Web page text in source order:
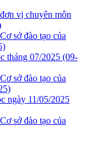
vị chuyên môn
sở đào tạo của
tháng 07/2025 (09-
sở đào tạo của
ngày 11/05/2025
sở đào tạo của